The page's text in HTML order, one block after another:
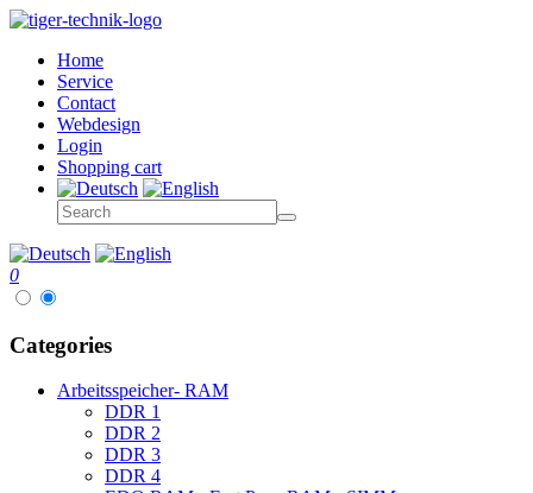
Home
Service
Contact
Webdesign
Login
Shopping cart
0
Categories
Arbeitsspeicher- RAM
DDR 1
DDR 2
DDR 3
DDR 4